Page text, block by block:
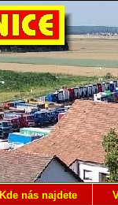
Kde nás najdete